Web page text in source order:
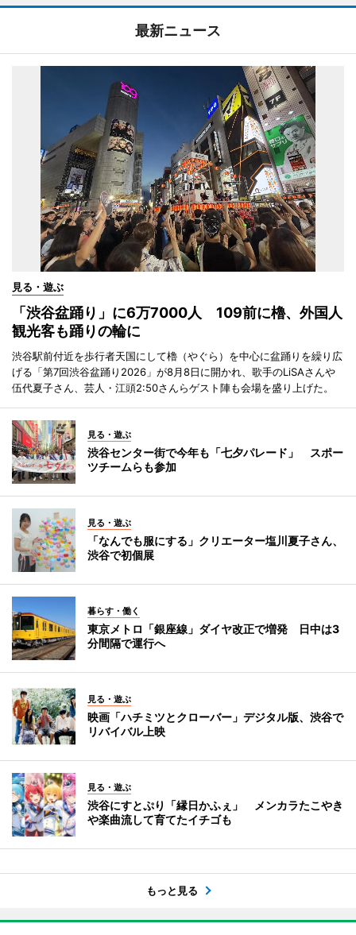
最新ニュース
見る・遊ぶ
「渋谷盆踊り」に6万7000人 109前に櫓、外国人
観光客も踊りの輪に
渋谷駅前付近を歩行者天国にして櫓（やぐら）を中心に盆踊りを繰り広
げる「第7回渋谷盆踊り2026」が8月8日に開かれ、歌手のLiSAさんや
伍代夏子さん、芸人・江頭2:50さんらゲスト陣も会場を盛り上げた。
見る・遊ぶ
渋谷センター街で今年も「七夕パレード」 スポー
ツチームらも参加
見る・遊ぶ
「なんでも服にする」クリエーター塩川夏子さん、
渋谷で初個展
暮らす・働く
東京メトロ「銀座線」ダイヤ改正で増発 日中は3
分間隔で運行へ
見る・遊ぶ
映画「ハチミツとクローバー」デジタル版、渋谷で
リバイバル上映
見る・遊ぶ
渋谷にすとぷり「縁日かふぇ」 メンカラたこやき
や楽曲流して育てたイチゴも
もっと見る